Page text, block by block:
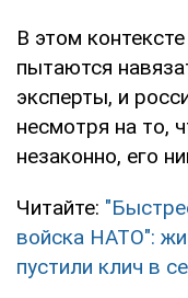
В этом
пытаются
эксперты, и
несмотря на то,
незаконно, его
Читайте:
войска НАТО":
пустили клич в